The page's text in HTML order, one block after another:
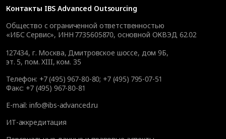
Контакты IBS Advanced Outsourcing
Общество с ограниченной ответственностью
«ИБС Сервис», ИНН 7735605870, основной ОКВЭД 62.02
127434, г. Москва, Дмитровское шоссе, дом 9Б,
эт. 5, пом. XIII, ком. 35
Телефон: +7 (495) 967-80-80; +7 (495) 795-07-51
Факс: +7 (495) 967-80-81
E-mail: info@ibs-advanced.ru
ИТ-аккредитация